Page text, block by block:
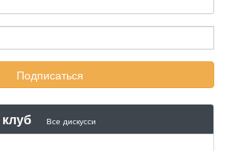
Все дискусси